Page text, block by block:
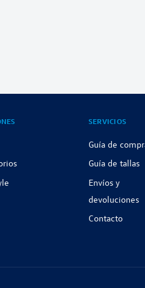
SERVICIOS
Guía de
Guía de tallas
Envíos y
devoluciones
Contacto